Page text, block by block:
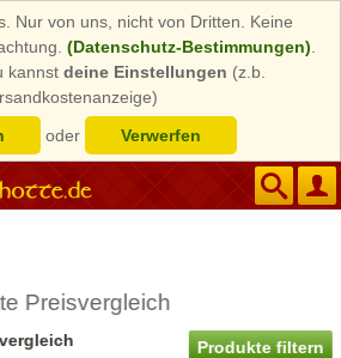
Nur von uns, nicht von Dritten. Keine
(Datenschutz-Bestimmungen)
kannst deine Einstellungen (z.b.
oder Verwerfen
Preisvergleich
Produkte filtern